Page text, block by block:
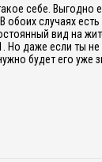
себе. Выгодно
обоих случаях
вид на
Но даже если ты
будет его уже